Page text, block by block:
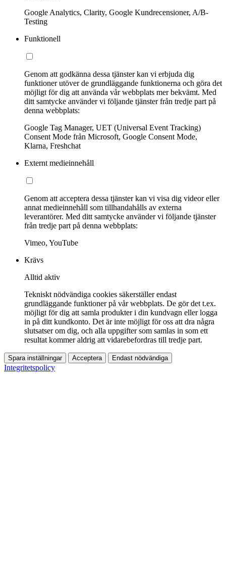
Google Analytics, Clarity, Google Kundrecensioner, A/B-
Testing
Funktionell
Genom att godkänna dessa tjänster kan vi erbjuda dig
funktioner utöver de grundläggande funktionerna och göra det
möjligt för dig att använda vår webbplats mer bekvämt. Med
ditt samtycke använder vi följande tjänster från tredje part på
denna webbplats:
Google Tag Manager, UET (Universal Event Tracking)
Consent Mode från Microsoft, Google Consent Mode,
Klarna, Freshchat
Externt medieinnehåll
Genom att acceptera dessa tjänster kan vi visa dig videor eller
annat medieinnehåll som tillhandahålls av externa
leverantörer. Med ditt samtycke använder vi följande tjänster
från tredje part på denna webbplats:
Vimeo, YouTube
Krävs
Alltid aktiv
Tekniskt nödvändiga cookies säkerställer endast
grundläggande funktioner på vår webbplats. De gör det t.ex.
möjligt för dig att samla produkter i din kundvagn eller logga
in på ditt kundkonto. Det är inte möjligt för oss att dra några
slutsatser om dig, och alla uppgifter som samlas in som ett
resultat kommer aldrig att vidarebefordras till tredje part.
Spara inställningar Acceptera Endast nödvändiga
Integritetspolicy